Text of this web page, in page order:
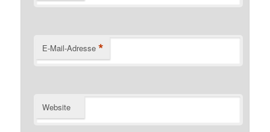
E-Mail-Adresse *
Website